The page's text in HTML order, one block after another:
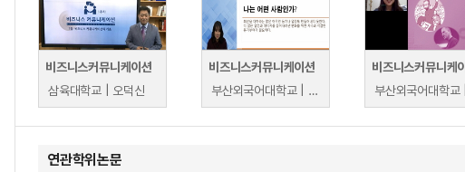
비즈니스커뮤니케이션
삼육대학교 | 오덕신
비즈니스커뮤니케이션
부산외국어대학교 | 송현정
비즈니스커뮤니케
연관학위논문